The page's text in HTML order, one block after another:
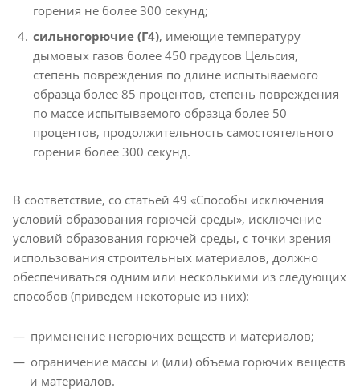
горения не более 300 секунд;
сильногорючие (Г4), имеющие температуру
дымовых газов более 450 градусов Цельсия,
степень повреждения по длине испытываемого
образца более 85 процентов, степень повреждения
по массе испытываемого образца более 50
процентов, продолжительность самостоятельного
горения более 300 секунд.
В соответствие, со статьей 49 «Способы исключения
условий образования горючей среды», исключение
условий образования горючей среды, с точки зрения
использования строительных материалов, должно
обеспечиваться одним или несколькими из следующих
способов (приведем некоторые из них):
применение негорючих веществ и материалов;
ограничение массы и (или) объема горючих веществ
и материалов.